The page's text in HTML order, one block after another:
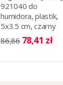
921040 do
humidora, plastik,
5x3.5 cm, czarny
86,86 78,41 zł